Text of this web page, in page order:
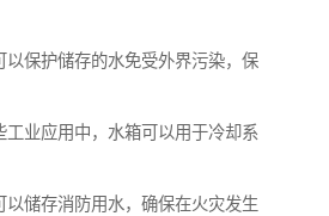
以保护储存的水免受外界污染，保
工业应用中，水箱可以用于冷却系
以储存消防用水，确保在火灾发生